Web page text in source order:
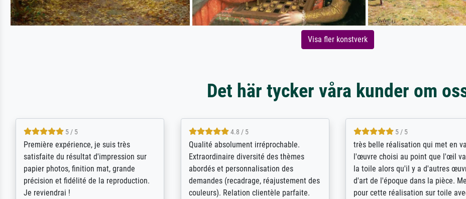
Visa fler konstverk
Det här tycker våra kunder om
4.5 / 5
ik beoordeel Meisterdrucke zeer
positief. Door de 69505 beschikbare
kunstenaars scrollen is echter
onbegonnen werk (na stoppen begint
het weer van voor af aan). Als er naar
5 / 5
Wow....ich bin sehr über die Qualität
erstaunt. Diese Drucke haben all´meine
Erwartungen übertroffen. Desgleichen
der Ablauf der Bestellung. Grosses
Kompliment.
4 / 5
De levering door Bpost was
desastreus. De gemelde
sloeg nergens op. Er werd niet
aangebeld en niet geleverd op de
voorziene dag. Er werd ook geen